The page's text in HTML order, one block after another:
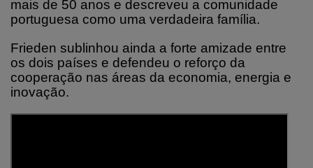
mais de 50 anos e descreveu a comunidade
portuguesa como uma verdadeira família.
Frieden sublinhou ainda a forte amizade entre
os dois países e defendeu o reforço da
cooperação nas áreas da economia, energia e
inovação.